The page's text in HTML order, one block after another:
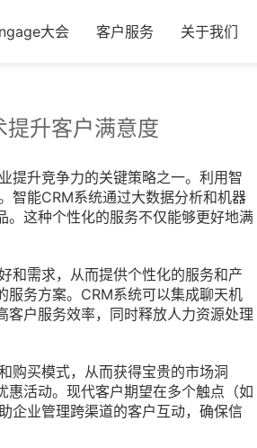
大会 客户服务 关于我们
提升客户满意度
提升竞争力的关键策略之一。利用智
智能CRM系统通过大数据分析和机器
。这种个性化的服务不仅能够更好地满
和需求，从而提供个性化的服务和产
服务方案。CRM系统可以集成聊天机
客户服务效率，同时释放人力资源处理
购买模式，从而获得宝贵的市场洞
活动。现代客户期望在多个触点（如
企业管理跨渠道的客户互动，确保信